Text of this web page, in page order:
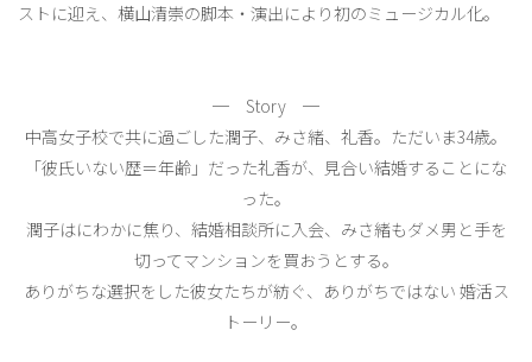
ストに迎え、横山清崇の脚本・演出により初のミュージカル化。
─ Story ─
中高女子校で共に過ごした潤子、みさ緒、礼香。ただいま34歳。
「彼氏いない歴＝年齢」だった礼香が、見合い結婚することにな
った。
潤子はにわかに焦り、結婚相談所に入会、みさ緒もダメ男と手を
切ってマンションを買おうとする。
ありがちな選択をした彼女たちが紡ぐ、ありがちではない 婚活ス
トーリー。